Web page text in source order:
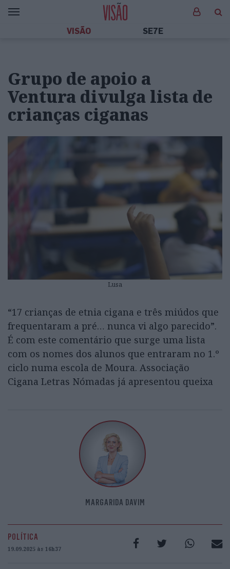
VISÃO SE7E
Grupo de apoio a
Ventura divulga lista de
crianças ciganas
Lusa
“17 crianças de etnia cigana e três miúdos que
frequentaram a pré… nunca vi algo parecido”.
É com este comentário que surge uma lista
com os nomes dos alunos que entraram no 1.º
ciclo numa escola de Moura. Associação
Cigana Letras Nómadas já apresentou queixa
MARGARIDA DAVIM
POLÍTICA
19.09.2025 às 16h37